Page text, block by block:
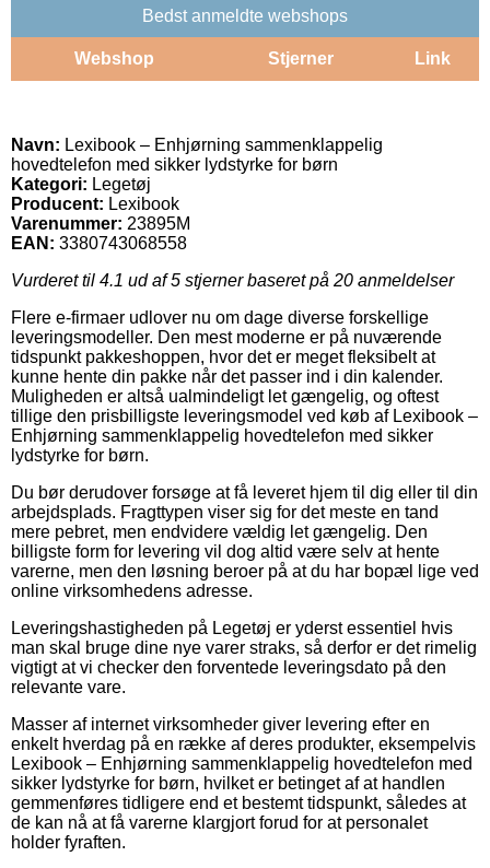
Bedst anmeldte webshops
Webshop Stjerner Link
Navn: Lexibook – Enhjørning sammenklappelig
hovedtelefon med sikker lydstyrke for børn
Kategori: Legetøj
Producent: Lexibook
Varenummer: 23895M
EAN: 3380743068558
Vurderet til 4.1 ud af 5 stjerner baseret på 20 anmeldelser
Flere e-firmaer udlover nu om dage diverse forskellige
leveringsmodeller. Den mest moderne er på nuværende
tidspunkt pakkeshoppen, hvor det er meget fleksibelt at
kunne hente din pakke når det passer ind i din kalender.
Muligheden er altså ualmindeligt let gængelig, og oftest
tillige den prisbilligste leveringsmodel ved køb af Lexibook –
Enhjørning sammenklappelig hovedtelefon med sikker
lydstyrke for børn.
Du bør derudover forsøge at få leveret hjem til dig eller til din
arbejdsplads. Fragttypen viser sig for det meste en tand
mere pebret, men endvidere vældig let gængelig. Den
billigste form for levering vil dog altid være selv at hente
varerne, men den løsning beroer på at du har bopæl lige ved
online virksomhedens adresse.
Leveringshastigheden på Legetøj er yderst essentiel hvis
man skal bruge dine nye varer straks, så derfor er det rimelig
vigtigt at vi checker den forventede leveringsdato på den
relevante vare.
Masser af internet virksomheder giver levering efter en
enkelt hverdag på en række af deres produkter, eksempelvis
Lexibook – Enhjørning sammenklappelig hovedtelefon med
sikker lydstyrke for børn, hvilket er betinget af at handlen
gemmenføres tidligere end et bestemt tidspunkt, således at
de kan nå at få varerne klargjort forud for at personalet
holder fyraften.